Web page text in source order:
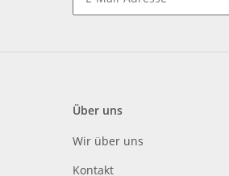
Über uns
Wir über uns
Kontakt